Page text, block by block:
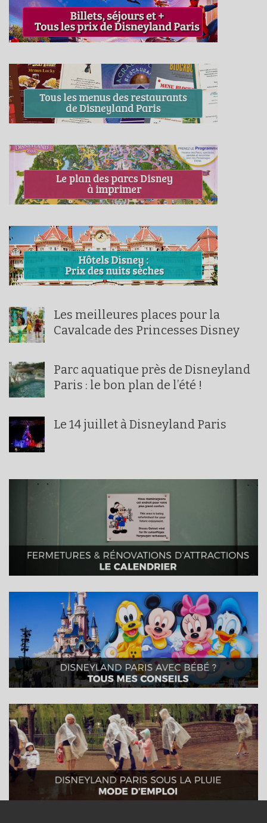
Les meilleures places pour la
Cavalcade des Princesses Disney
Parc aquatique près de Disneyland
Paris : le bon plan de l’été !
Le 14 juillet à Disneyland Paris